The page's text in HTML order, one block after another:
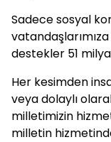
Sadece sosyal
destekler 51
Her kesimden
veya dolaylı
milletimizin
milletin